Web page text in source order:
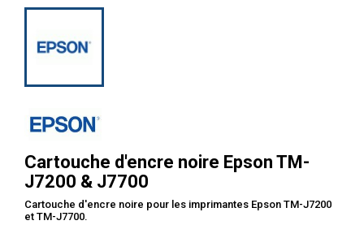
Cartouche d'encre noire Epson TM-
J7200 & J7700
Cartouche d'encre noire pour les imprimantes Epson TM-J7200
et TM-J7700.